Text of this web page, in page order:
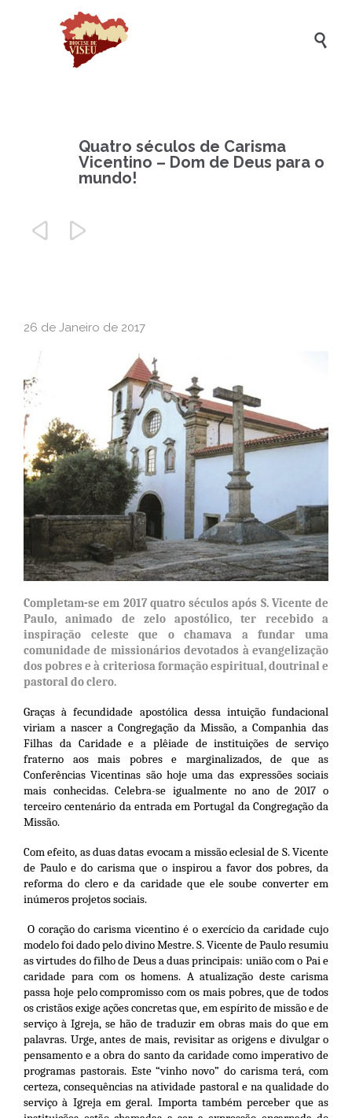

Quatro séculos de Carisma
Vicentino – Dom de Deus para o
mundo!
 
26 de Janeiro de 2017
Completam-se em 2017 quatro séculos após S. Vicente de
Paulo, animado de zelo apostólico, ter recebido a
inspiração celeste que o chamava a fundar uma
comunidade de missionários devotados à evangelização
dos pobres e à criteriosa formação espiritual, doutrinal e
pastoral do clero.
Graças à fecundidade apostólica dessa intuição fundacional
viriam a nascer a Congregação da Missão, a Companhia das
Filhas da Caridade e a plêiade de instituições de serviço
fraterno aos mais pobres e marginalizados, de que as
Conferências Vicentinas são hoje uma das expressões sociais
mais conhecidas. Celebra-se igualmente no ano de 2017 o
terceiro centenário da entrada em Portugal da Congregação da
Missão.
Com efeito, as duas datas evocam a missão eclesial de S. Vicente
de Paulo e do carisma que o inspirou a favor dos pobres, da
reforma do clero e da caridade que ele soube converter em
inúmeros projetos sociais.
O coração do carisma vicentino é o exercício da caridade cujo
modelo foi dado pelo divino Mestre. S. Vicente de Paulo resumiu
as virtudes do filho de Deus a duas principais: união com o Pai e
caridade para com os homens. A atualização deste carisma
passa hoje pelo compromisso com os mais pobres, que de todos
os cristãos exige ações concretas que, em espírito de missão e de
serviço à Igreja, se hão de traduzir em obras mais do que em
palavras. Urge, antes de mais, revisitar as origens e divulgar o
pensamento e a obra do santo da caridade como imperativo de
programas pastorais. Este “vinho novo” do carisma terá, com
certeza, consequências na atividade pastoral e na qualidade do
serviço à Igreja em geral. Importa também perceber que as